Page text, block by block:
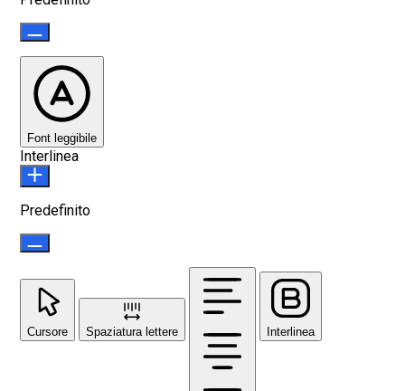
Font leggibile
Interlinea
Predefinito
Cursore Spaziatura lettere Interlinea